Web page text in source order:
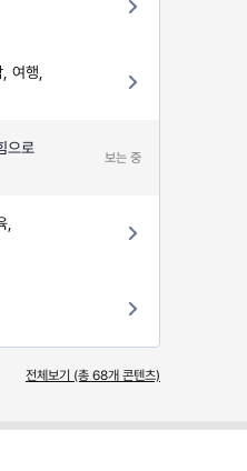
여행,
으로
보는 중
,
전체보기 (총 68개 콘텐츠)